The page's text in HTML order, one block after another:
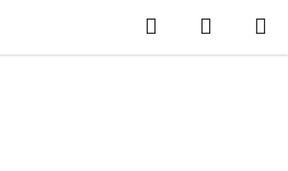
KeresésKOSÁR